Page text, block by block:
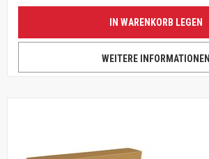
IN WARENKORB LEGEN
WEITERE INFORMATIONEN